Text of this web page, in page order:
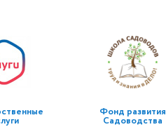
Фонд развития
Садоводства